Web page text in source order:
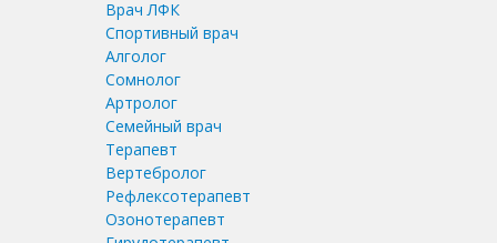
Врач ЛФК
Спортивный врач
Алголог
Сомнолог
Артролог
Семейный врач
Терапевт
Вертебролог
Рефлексотерапевт
Озонотерапевт